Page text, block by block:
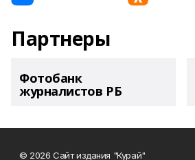
Партнеры
Фотобанк
журналистов РБ
© 2026 Сайт издания "Курай"